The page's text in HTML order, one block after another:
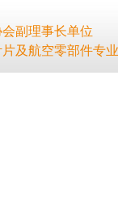
副理事长单位
片及航空零部件专